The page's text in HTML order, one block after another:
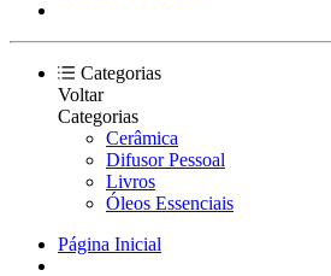
Categorias
Voltar
Categorias
Cerâmica
Difusor Pessoal
Livros
Óleos Essenciais
Página Inicial